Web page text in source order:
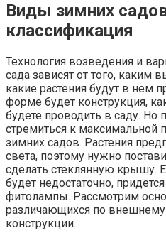
Виды зимних
классификация
Технология возведения и
сада зависят от того, каким
какие растения будут в нем
форме будет конструкция,
будете проводить в саду. Но
стремиться к максимальной
зимних садов. Растения
света, поэтому нужно
сделать стеклянную крышу.
будет недостаточно,
фитолампы. Рассмотрим
различающихся по
конструкции.